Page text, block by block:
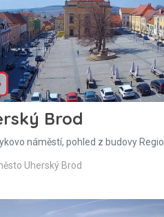
Brod
náměstí, pohled z budovy Regio
Uherský Brod